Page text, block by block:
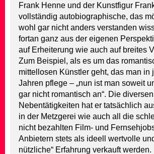
Frank Henne und der Kunstfigur
vollständig autobiographische, das
wohl gar nicht anders verstanden
fortan ganz aus der eigenen
auf Erheiterung wie auch auf breites
Zum Beispiel, als es um das
mittellosen Künstler geht, das man in
Jahren pflege – „nun ist man soweit
gar nicht romantisch an“. Die diversen
Nebentätigkeiten hat er tatsächlich
in der Metzgerei wie auch all die
nicht bezahlten Film- und
Anbietern stets als ideell wertvolle
nützliche“ Erfahrung verkauft werden.